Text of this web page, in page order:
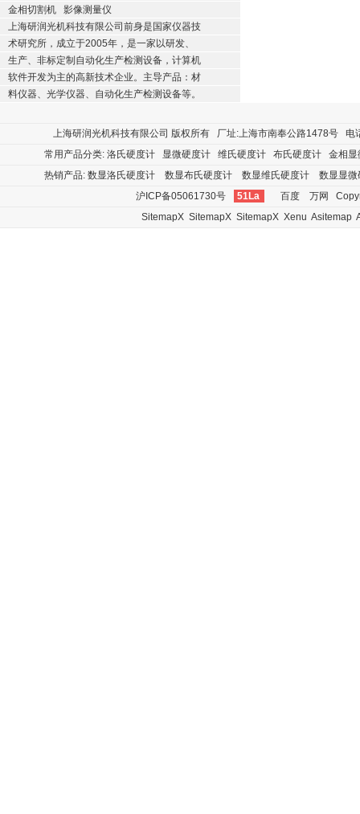
金相切割机
影像测量仪
上海研润光机科技有限公司前身是国家仪器技
术研究所，成立于2005年，是一家以研发、
生产、非标定制自动化生产检测设备，计算机
软件开发为主的高新技术企业。主导产品：材
料仪器、光学仪器、自动化生产检测设备等。
上海研润光机科技有限公司 版权所有 厂址:上海市南奉公路1478号
常用产品分类: 洛氏硬度计 显微硬度计 维氏硬度计 布氏硬度计
金相显
热销产品: 数显洛氏硬度计 数显布氏硬度计 数显维氏硬度计
数显显微
沪ICP备05061730号
51La 百度 万网
SitemapX SitemapX SitemapX Xenu Asitemap